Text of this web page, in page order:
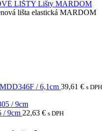
LIŠTY Lišty MARDOM
lišta elastická MARDOM
/ 6,1cm 39,61 € s DPH
/ 9cm 22,63 € s DPH